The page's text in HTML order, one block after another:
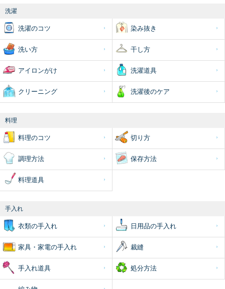
洗濯
洗濯のコツ 染み抜き
洗い方 干し方
アイロンがけ 洗濯道具
クリーニング 洗濯後のケア
料理
料理のコツ 切り方
調理方法 保存方法
料理道具
手入れ
衣類の手入れ 日用品の手入れ
家具・家電の手入れ 裁縫
手入れ道具 処分方法